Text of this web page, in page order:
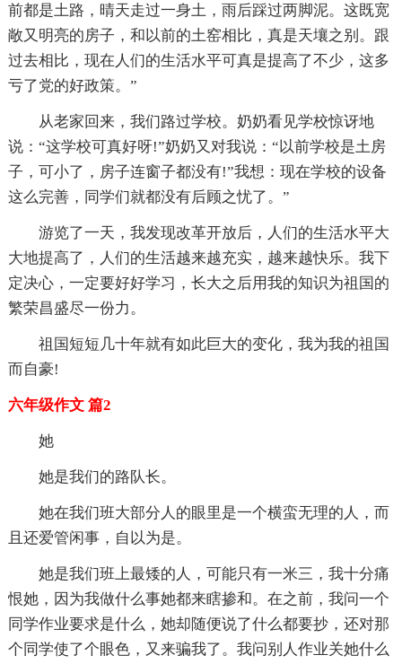
前都是土路，晴天走过一身土，雨后踩过两脚泥。这既宽
敞又明亮的房子，和以前的土窑相比，真是天壤之别。跟
过去相比，现在人们的生活水平可真是提高了不少，这多
亏了党的好政策。”
从老家回来，我们路过学校。奶奶看见学校惊讶地
说：“这学校可真好呀!”奶奶又对我说：“以前学校是土房
子，可小了，房子连窗子都没有!”我想：现在学校的设备
这么完善，同学们就都没有后顾之忧了。”
游览了一天，我发现改革开放后，人们的生活水平大
大地提高了，人们的生活越来越充实，越来越快乐。我下
定决心，一定要好好学习，长大之后用我的知识为祖国的
繁荣昌盛尽一份力。
祖国短短几十年就有如此巨大的变化，我为我的祖国
而自豪!
六年级作文 篇2
她
她是我们的路队长。
她在我们班大部分人的眼里是一个横蛮无理的人，而
且还爱管闲事，自以为是。
她是我们班上最矮的人，可能只有一米三，我十分痛
恨她，因为我做什么事她都来瞎掺和。在之前，我问一个
同学作业要求是什么，她却随便说了什么都要抄，还对那
个同学使了个眼色，又来骗我了。我问别人作业关她什么